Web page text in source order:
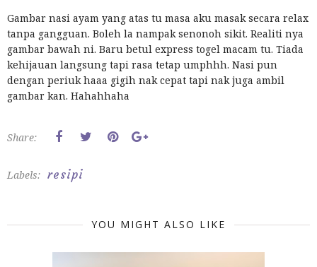
Gambar nasi ayam yang atas tu masa aku masak secara relax
tanpa gangguan. Boleh la nampak senonoh sikit. Realiti nya
gambar bawah ni. Baru betul express togel macam tu. Tiada
kehijauan langsung tapi rasa tetap umphhh. Nasi pun
dengan periuk haaa gigih nak cepat tapi nak juga ambil
gambar kan. Hahahhaha
Share:
Labels: resipi
YOU MIGHT ALSO LIKE